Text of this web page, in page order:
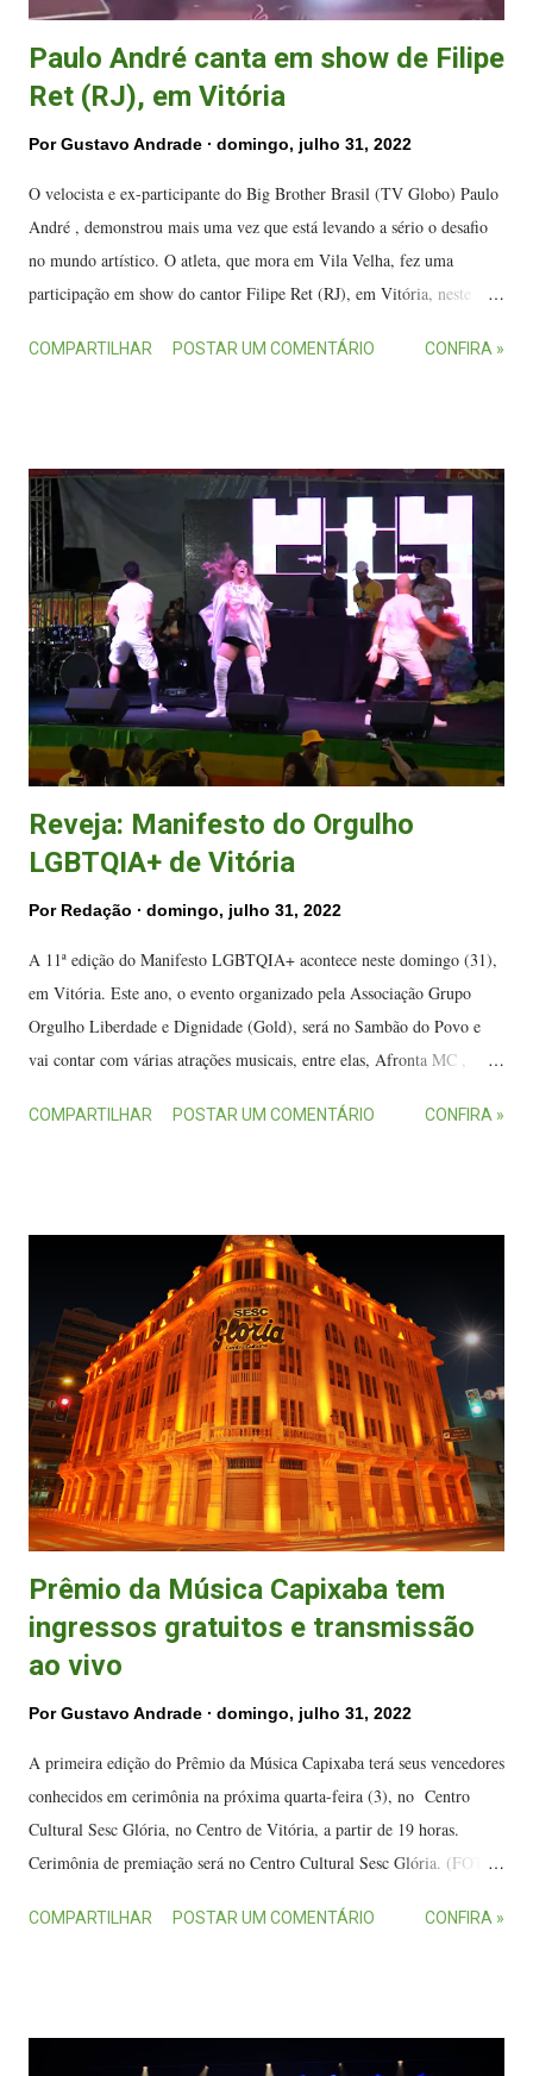
Paulo André canta em show de Filipe
Ret (RJ), em Vitória
PorGustavo Andrade domingo, julho 31, 2022
O velocista e ex-participante do Big Brother Brasil (TV Globo) Paulo
André , demonstrou mais uma vez que está levando a sério o desafio
no mundo artístico. O atleta, que mora em Vila Velha, fez uma
participação em show do cantor Filipe Ret (RJ), em Vitória, neste
Reprodução) Os dois cantaram juntos a música Me Sinto Abençoado ,
vídeos da apresentação estão bombando nas redes sociais. O próprio
Paulo André publicou e repostou alguns nos Stories do seu perfil no
Instagram. O show fez parte da edição "Drop it: Edição Diamante", e
também contou com show de Caio Luccas (RJ). Desde que saiu do
BBB, PA tem tomado decisões sobre a vida profissional. Antes de
entrar no Big Brother Brasil, as atenções estavam voltadas ap...
COMPARTILHAR POSTAR UM COMENTÁRIO CONFIRA »
Reveja: Manifesto do Orgulho
LGBTQIA+ de Vitória
Por Redação domingo, julho 31, 2022
A 11ª edição do Manifesto LGBTQIA+ acontece neste domingo (31),
em Vitória. Este ano, o evento organizado pela Associação Grupo
Orgulho Liberdade e Dignidade (Gold), será no Sambão do Povo e
vai contar com várias atrações musicais, entre elas, Afronta MC ,
Também haverá um concurso de drag queens com premiação de R$
está programada a apresentação do DJ Le Freak . Em seguida, os
participantes serão conduzidos pelo bloco Afrokizomba até o Sambão
do Povo, no bairro Cypreste, onde diversos artistas vão se apresentar
até às 23h. O evento marca o encerramento da 5ª Semana da
Cidadania LGBTQIA+ de Vitória e tem como tema este ano, de
acordo com a organização, o bordão utilizado pela trans Cleópatra
Santa: "Close, Close, Clo...
COMPARTILHAR POSTAR UM COMENTÁRIO CONFIRA »
Prêmio da Música Capixaba tem
ingressos gratuitos e transmissão
ao vivo
PorGustavo Andrade domingo, julho 31, 2022
A primeira edição do Prêmio da Música Capixaba terá seus vencedores
conhecidos em cerimônia na próxima quarta-feira (3), no Centro
Cultural Sesc Glória, no Centro de Vitória, a partir de 19 horas.
Cerimônia de premiação será no Centro Cultural Sesc Glória. (FOTO:
retirados de forma online através do site Sympla . Segundo a
evento Segundo a organização, o objetivo é valorizar a produção
COMPARTILHAR POSTAR UM COMENTÁRIO CONFIRA »